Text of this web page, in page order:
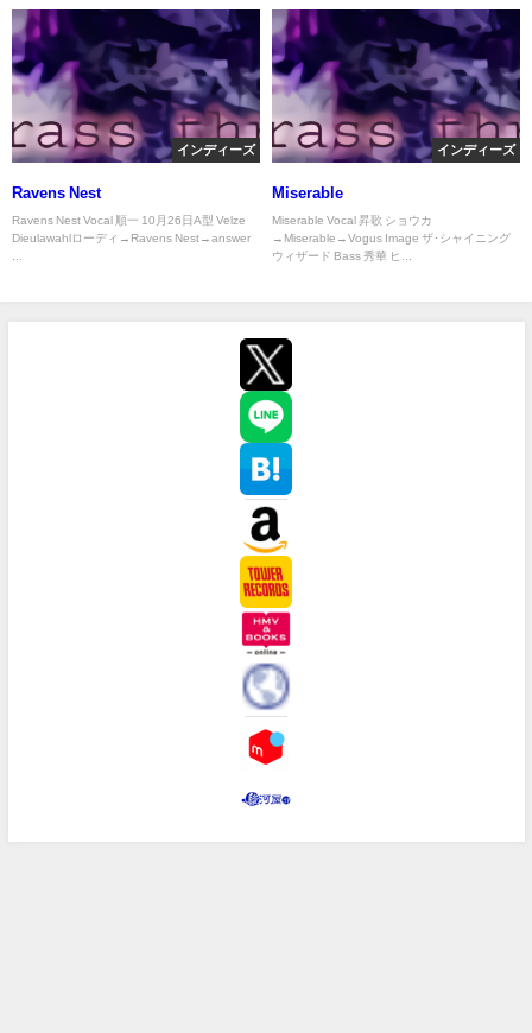
インディーズ
Ravens Nest
Ravens Nest Vocal 順一 10月26日A型 Velze
Dieulawahlローディ→Ravens Nest→answer
インディーズ
Miserable
Miserable Vocal 昇歌 ショウカ
→Miserable→Vogus Image ザ･シャイニング
ウィザード Bass 秀華 ヒ...